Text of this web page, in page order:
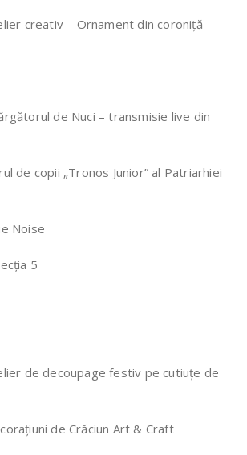
creativ – Ornament din coroniță
de Nuci – transmisie live din
de copii „Tronos Junior” al Patriarhiei
Noise
5
de decoupage festiv pe cutiuțe de
de Crăciun Art & Craft